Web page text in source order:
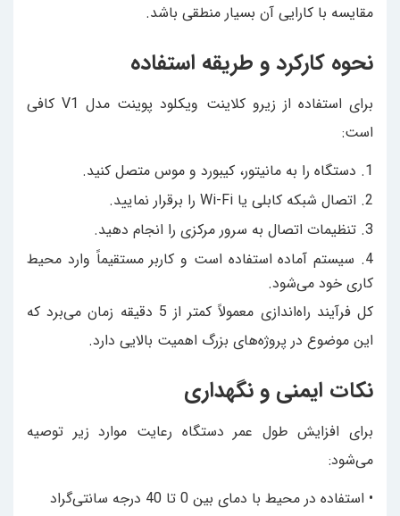
مقایسه با کارایی آن بسیار منطقی باشد.
نحوه کارکرد و طریقه استفاده
برای استفاده از زیرو کلاینت ویکلود پوینت مدل V1 کافی
است:
1. دستگاه را به مانیتور، کیبورد و موس متصل کنید.
2. اتصال شبکه کابلی یا Wi-Fi را برقرار نمایید.
3. تنظیمات اتصال به سرور مرکزی را انجام دهید.
4. سیستم آماده استفاده است و کاربر مستقیماً وارد محیط
کاری خود می‌شود.
کل فرآیند راه‌اندازی معمولاً کمتر از 5 دقیقه زمان می‌برد که
این موضوع در پروژه‌های بزرگ اهمیت بالایی دارد.
نکات ایمنی و نگهداری
برای افزایش طول عمر دستگاه رعایت موارد زیر توصیه
می‌شود:
• استفاده در محیط با دمای بین 0 تا 40 درجه سانتی‌گراد